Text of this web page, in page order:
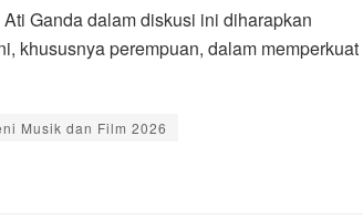
Ganda dalam diskusi ini diharapkan
khususnya perempuan, dalam memperkuat
Musik dan Film 2026